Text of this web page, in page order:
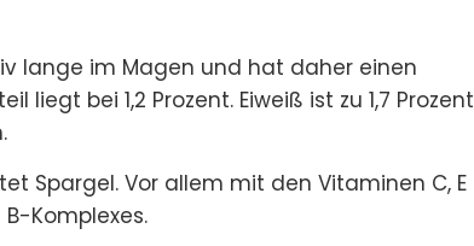
lange im Magen und hat daher einen
bei 1,2 Prozent. Eiweiß ist zu 1,7 Prozent
Spargel. Vor allem mit den Vitaminen C, E
Komplexes.